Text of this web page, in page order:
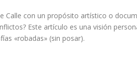
Calle con un propósito artístico o
Este artículo es una visión
«robadas» (sin posar).